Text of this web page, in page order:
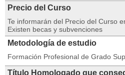
Precio del Curso
Te informarán del Precio del Curso
Existen becas y subvenciones
Metodología de estudio
Formación Profesional de Grado
Título Homologado que